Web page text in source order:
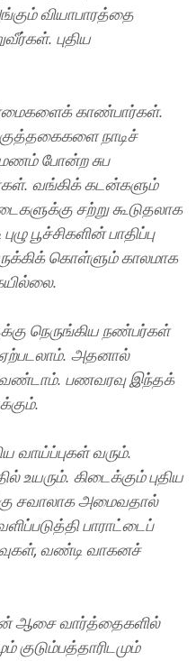
வியாபாரத்தை
புதிய
காண்பார்கள்.
குத்தகைகளை நாடிச்
போன்ற சுப
வங்கிக் கடன்களும்
சற்று கூடுதலாக
பூச்சிகளின் பாதிப்பு
கொள்ளும் காலமாக
நெருங்கிய நண்பர்கள்
ஏற்படலாம். அதனால்
வேண்டாம். பணவரவு இந்தக்
வாய்ப்புகள் வரும்.
உயரும். கிடைக்கும் புதிய
சவாலாக அமைவதால்
பாராட்டைப்
வண்டி வாகனச்
ஆசை வார்த்தைகளில்